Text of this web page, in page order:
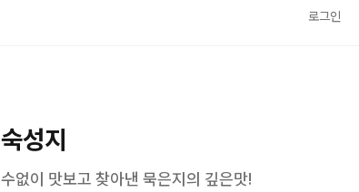
로그인
숙성지
수없이 맛보고 찾아낸 묵은지의 깊은맛!